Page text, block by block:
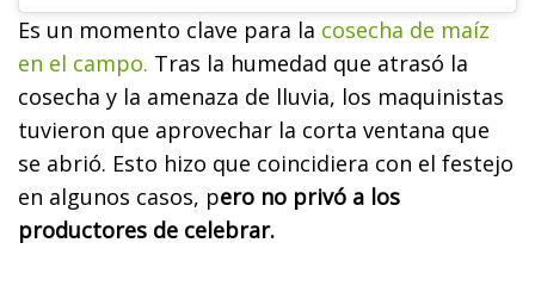
Es un momento clave para la cosecha de maíz
en el campo. Tras la humedad que atrasó la
cosecha y la amenaza de lluvia, los maquinistas
tuvieron que aprovechar la corta ventana que
se abrió. Esto hizo que coincidiera con el festejo
en algunos casos, pero no privó a los
productores de celebrar.